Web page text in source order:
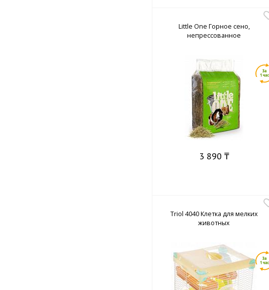
Little One Горное сено,
непрессованное
3 890 ₸
Triol 4040 Клетка для мелких
животных